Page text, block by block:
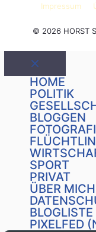
Impressum
© 2026 HORST
Schließen
HOME
POLITIK
BLOGGEN
SPORT
PRIVAT
ÜBER MICH
BLOGLISTE
PIXELFED